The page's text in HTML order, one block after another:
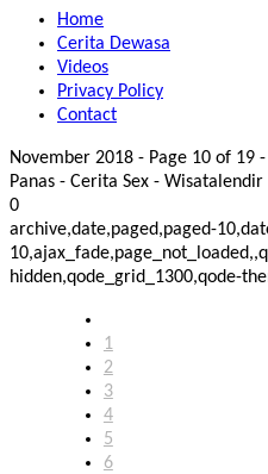
Home
Cerita Dewasa
Videos
Privacy Policy
Contact
November 2018 - Page 10 of 19
Panas - Cerita Sex - Wisatalendir
0
archive,date,paged,paged-
hidden,qode_grid_1300,qode-
1
2
3
4
5
6